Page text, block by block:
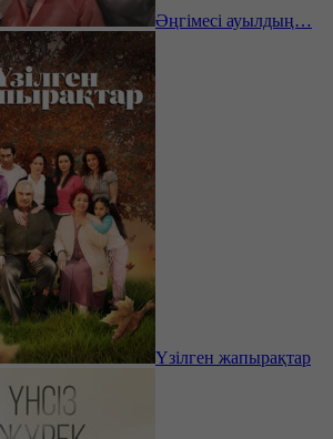
Әңгімесі ауылдың…
Үзілген жапырақтар